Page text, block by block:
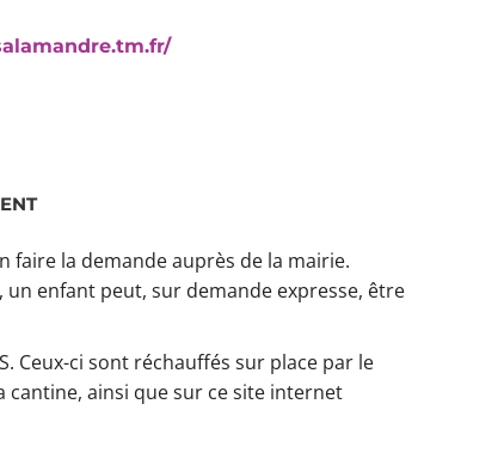
faire la demande auprès de la mairie.
enfant peut, sur demande expresse, être
Ceux-ci sont réchauffés sur place par le
cantine, ainsi que sur ce site internet